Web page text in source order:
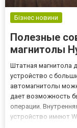
Бізнес новини
Полезные
магнитолы
Штатная магнитола
устройство с
автомагнитолы
дает возможность
операции.
устройство имеют